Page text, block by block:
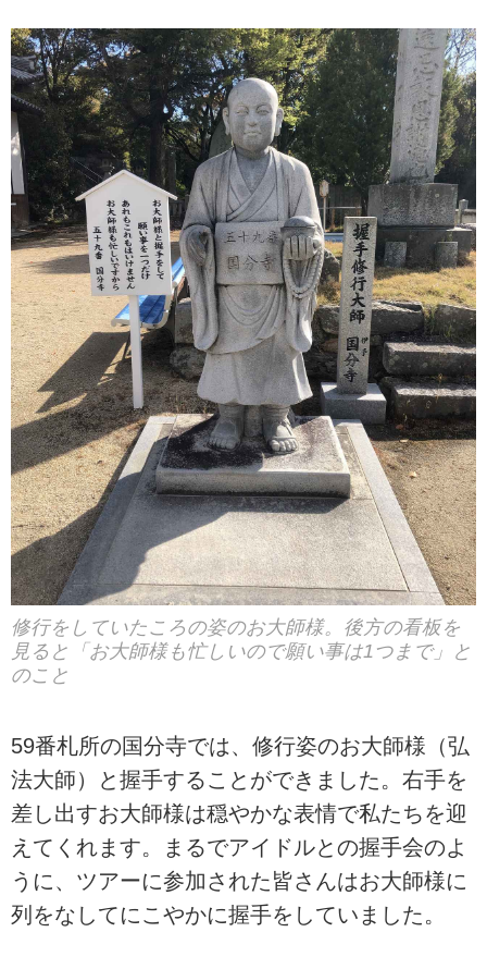
修行をしていたころの姿のお大師様。後方の看板を
見ると「お大師様も忙しいので願い事は1つまで」と
のこと
59番札所の国分寺では、修行姿のお大師様（弘
法大師）と握手することができました。右手を
差し出すお大師様は穏やかな表情で私たちを迎
えてくれます。まるでアイドルとの握手会のよ
うに、ツアーに参加された皆さんはお大師様に
列をなしてにこやかに握手をしていました。